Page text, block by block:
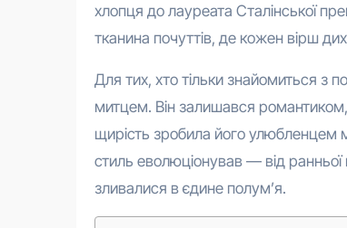
хлопця до лауреата Сталінської
тканина почуттів, де кожен вірш
Для тих, хто тільки знайомиться з
митцем. Він залишався романтиком,
щирість зробила його улюбленцем
стиль еволюціонував — від
зливалися в єдине полум’я.